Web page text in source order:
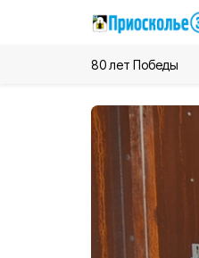
80 лет Победы